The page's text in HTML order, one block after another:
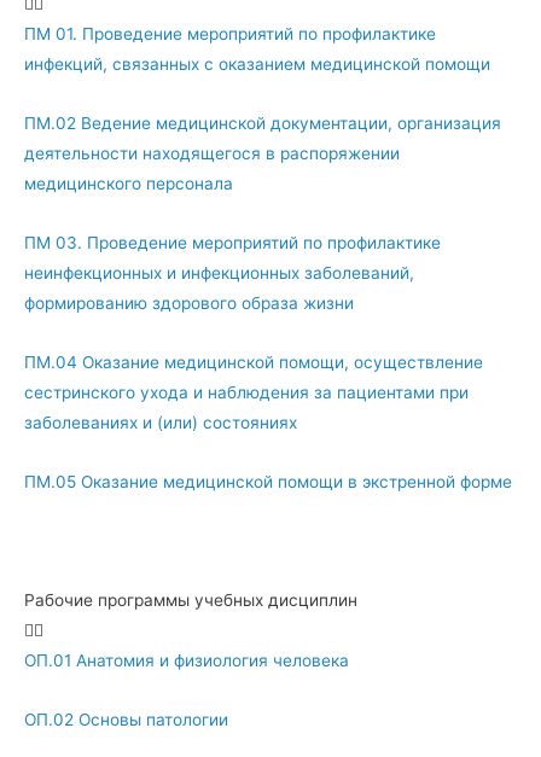
ПМ 01. Проведение мероприятий по профилактике
инфекций, связанных с оказанием медицинской помощи
ПМ.02 Ведение медицинской документации, организация
деятельности находящегося в распоряжении
медицинского персонала
ПМ 03. Проведение мероприятий по профилактике
неинфекционных и инфекционных заболеваний,
формированию здорового образа жизни
ПМ.04 Оказание медицинской помощи, осуществление
сестринского ухода и наблюдения за пациентами при
заболеваниях и (или) состояниях
ПМ.05 Оказание медицинской помощи в экстренной форме
Рабочие программы учебных дисциплин
ОП.01 Анатомия и физиология человека
ОП.02 Основы патологии